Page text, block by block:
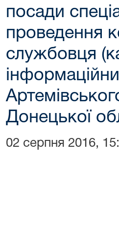
посади
проведення
службовця
Донецької
02 серпня 2016,